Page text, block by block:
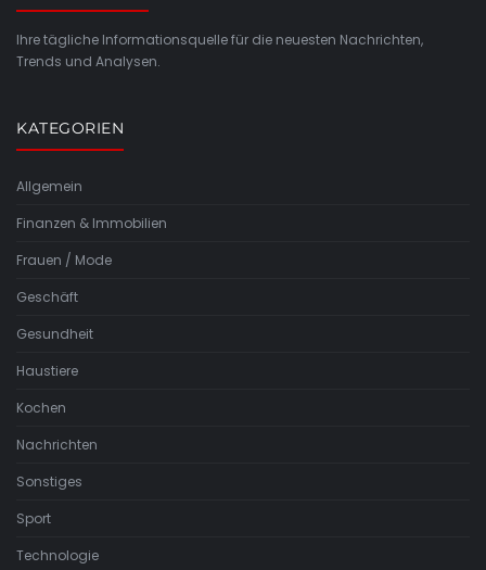
Ihre tägliche Informationsquelle für die neuesten Nachrichten,
Trends und Analysen.
KATEGORIEN
Allgemein
Finanzen & Immobilien
Frauen / Mode
Geschäft
Gesundheit
Haustiere
Kochen
Nachrichten
Sonstiges
Sport
Technologie